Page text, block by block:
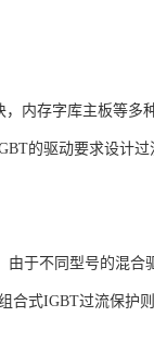
内存字库主板等多
的驱动要求设计过
于不同型号的混合
合式IGBT过流保护